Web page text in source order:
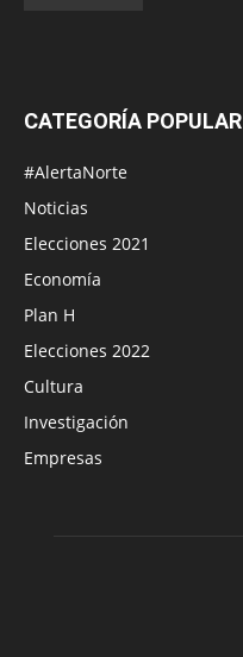
CATEGORÍA POPULAR
#AlertaNorte
Noticias
Elecciones 2021
Economía
Plan H
Elecciones 2022
Cultura
Investigación
Empresas